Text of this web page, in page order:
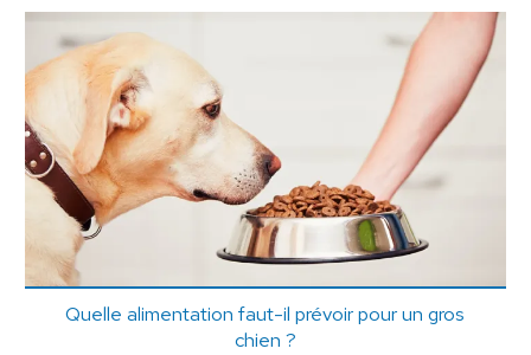
Quelle alimentation faut-il prévoir pour un gros
chien ?